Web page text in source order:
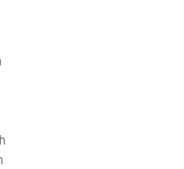
40.000.